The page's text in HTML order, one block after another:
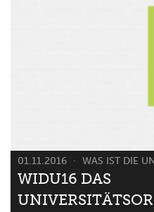
01.11.2016 WAS IST DIE
WIDU16 DAS